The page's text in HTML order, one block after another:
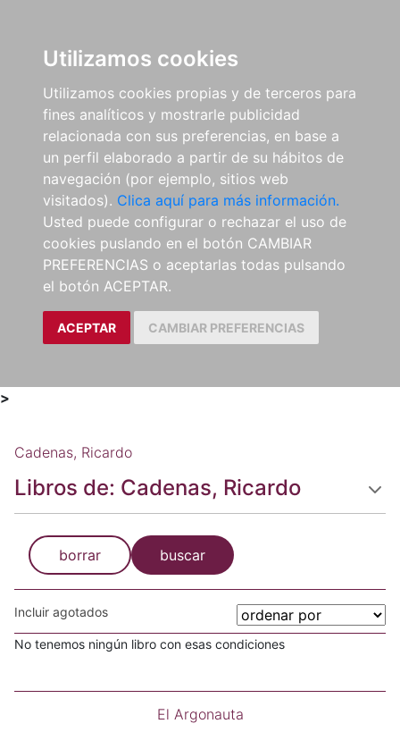
Utilizamos cookies
Utilizamos cookies propias y de terceros para
fines analíticos y mostrarle publicidad
relacionada con sus preferencias, en base a
un perfil elaborado a partir de su hábitos de
navegación (por ejemplo, sitios web
visitados). Clica aquí para más información.
Usted puede configurar o rechazar el uso de
cookies puslando en el botón CAMBIAR
PREFERENCIAS o aceptarlas todas pulsando
el botón ACEPTAR.
ACEPTAR CAMBIAR PREFERENCIAS
>
Cadenas, Ricardo
Libros de: Cadenas, Ricardo
borrar buscar
Incluir agotados
No tenemos ningún libro con esas condiciones
El Argonauta